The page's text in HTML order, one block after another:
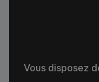
Vous disposez